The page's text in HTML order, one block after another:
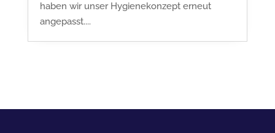
haben wir unser Hygienekonzept erneut
angepasst....